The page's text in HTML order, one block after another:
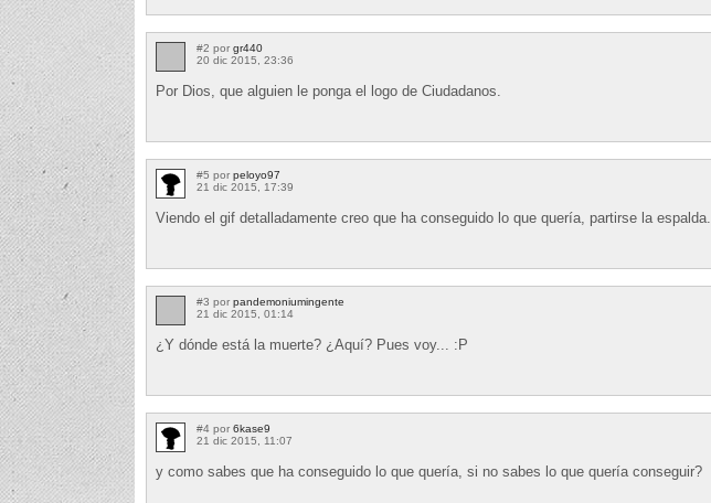
#2 por gr440
20 dic 2015, 23:36
Por Dios, que alguien le ponga el logo de Ciudadanos.
#5 por peloyo97
21 dic 2015, 17:39
Viendo el gif detalladamente creo que ha conseguido lo que quería, partirse la espalda.
#3 por pandemoniumingente
21 dic 2015, 01:14
¿Y dónde está la muerte? ¿Aquí? Pues voy... :P
#4 por 6kase9
21 dic 2015, 11:07
y como sabes que ha conseguido lo que quería, si no sabes lo que quería conseguir?